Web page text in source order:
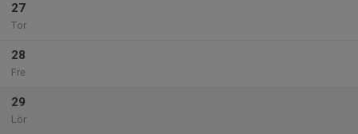
27
Tor
28
Fre
29
Lör